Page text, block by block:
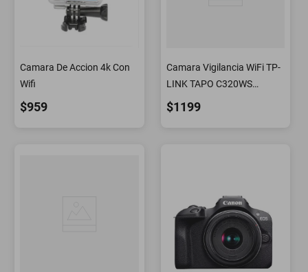
Camara De Accion 4k Con
Wifi
$959
Camara Vigilancia WiFi TP-
LINK TAPO C320WS
exterior 2K QHD 30mts
$1199